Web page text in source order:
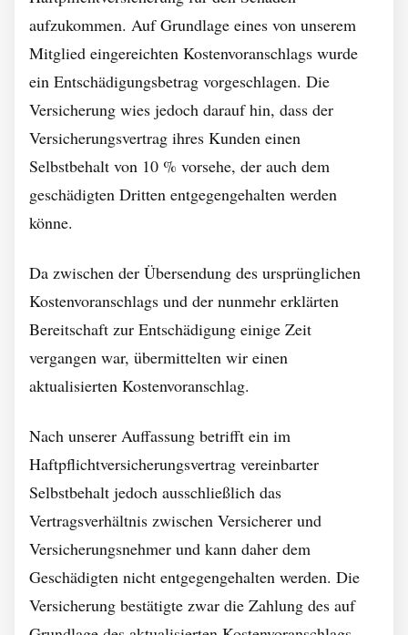
aufzukommen. Auf Grundlage eines von unserem
Mitglied eingereichten Kostenvoranschlags wurde
ein Entschädigungsbetrag vorgeschlagen. Die
Versicherung wies jedoch darauf hin, dass der
Versicherungsvertrag ihres Kunden einen
Selbstbehalt von 10 % vorsehe, der auch dem
geschädigten Dritten entgegengehalten werden
könne.
Da zwischen der Übersendung des ursprünglichen
Kostenvoranschlags und der nunmehr erklärten
Bereitschaft zur Entschädigung einige Zeit
vergangen war, übermittelten wir einen
aktualisierten Kostenvoranschlag.
Nach unserer Auffassung betrifft ein im
Haftpflichtversicherungsvertrag vereinbarter
Selbstbehalt jedoch ausschließlich das
Vertragsverhältnis zwischen Versicherer und
Versicherungsnehmer und kann daher dem
Geschädigten nicht entgegengehalten werden. Die
Versicherung bestätigte zwar die Zahlung des auf